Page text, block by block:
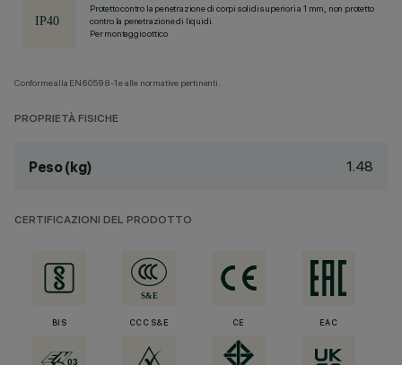
Protetto contro la penetrazione di corpi solidi superiori a 1 mm, non protetto
contro la penetrazione di liquidi.
Per montaggio ottico
Conforme alla EN60598-1 e alle normative pertinenti.
PROPRIETÀ FISICHE
Peso (kg) 1.48
CERTIFICAZIONI DEL PRODOTTO
BIS CCC S&E CE EAC